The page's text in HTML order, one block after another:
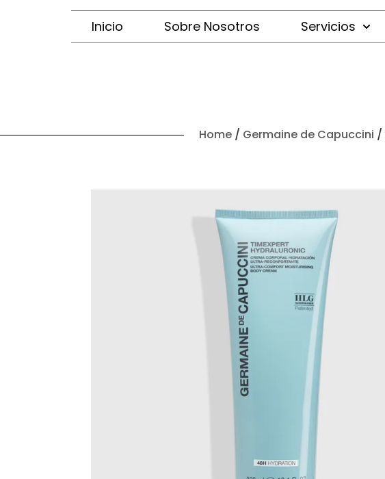
Inicio Sobre Nosotros Servicios
Home / Germaine de Capuccini /